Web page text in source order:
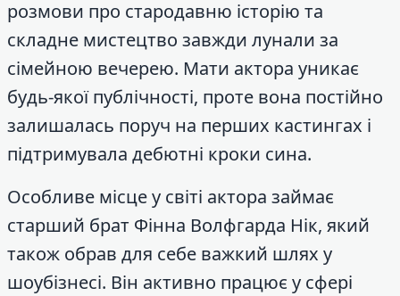
розмови про стародавню історію та
складне мистецтво завжди лунали за
сімейною вечерею. Мати актора уникає
будь-якої публічності, проте вона постійно
залишалась поруч на перших кастингах і
підтримувала дебютні кроки сина.
Особливе місце у світі актора займає
старший брат Фінна Волфгарда Нік, який
також обрав для себе важкий шлях у
шоубізнесі. Він активно працює у сфері